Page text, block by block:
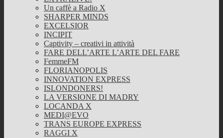
Un caffè a Radio X
SHARPER MINDS
EXCELSIOR
INCIPIT
Captivity – creativi in attività
FARE DELL’ARTE L’ARTE DEL FARE
FemmeFM
FLORIANOPOLIS
INNOVATION EXPRESS
ISLONDONERS!
LA VERSIONE DI MADRY
LOCANDA X
MEDI@EVO
TRANS EUROPE EXPRESS
RAGGI X